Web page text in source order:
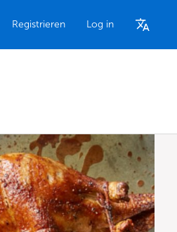
Registrieren Log in